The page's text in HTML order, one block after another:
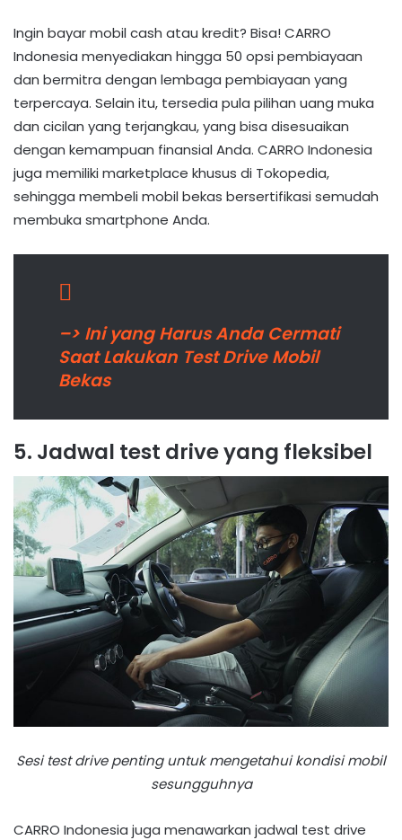
Ingin bayar mobil cash atau kredit? Bisa! CARRO
Indonesia menyediakan hingga 50 opsi pembiayaan
dan bermitra dengan lembaga pembiayaan yang
terpercaya. Selain itu, tersedia pula pilihan uang muka
dan cicilan yang terjangkau, yang bisa disesuaikan
dengan kemampuan finansial Anda. CARRO Indonesia
juga memiliki marketplace khusus di Tokopedia,
sehingga membeli mobil bekas bersertifikasi semudah
membuka smartphone Anda.
–> Ini yang Harus Anda Cermati
Saat Lakukan Test Drive Mobil
Bekas
5. Jadwal test drive yang fleksibel
Sesi test drive penting untuk mengetahui kondisi mobil
sesungguhnya
CARRO Indonesia juga menawarkan jadwal test drive